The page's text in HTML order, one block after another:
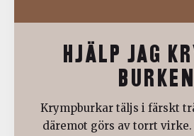
HJÄLP JAG
Krympburkar täljs i färskt
däremot görs av torrt